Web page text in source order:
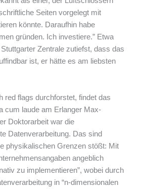
Seiten vorgelegt mit
könnte. Daraufhin habe
gründen. Ich investiere.” Etwa
Zentrale zutiefst, dass das
ist, er hätte es am liebsten
red flags durchforstet, findet das
cum laude am Erlanger Max-
Doktorarbeit war die
Datenverarbeitung. Das sind
physikalischen Grenzen stößt: Mit
angeblich
zu implementieren”, wobei durch
in “n-dimensionalen